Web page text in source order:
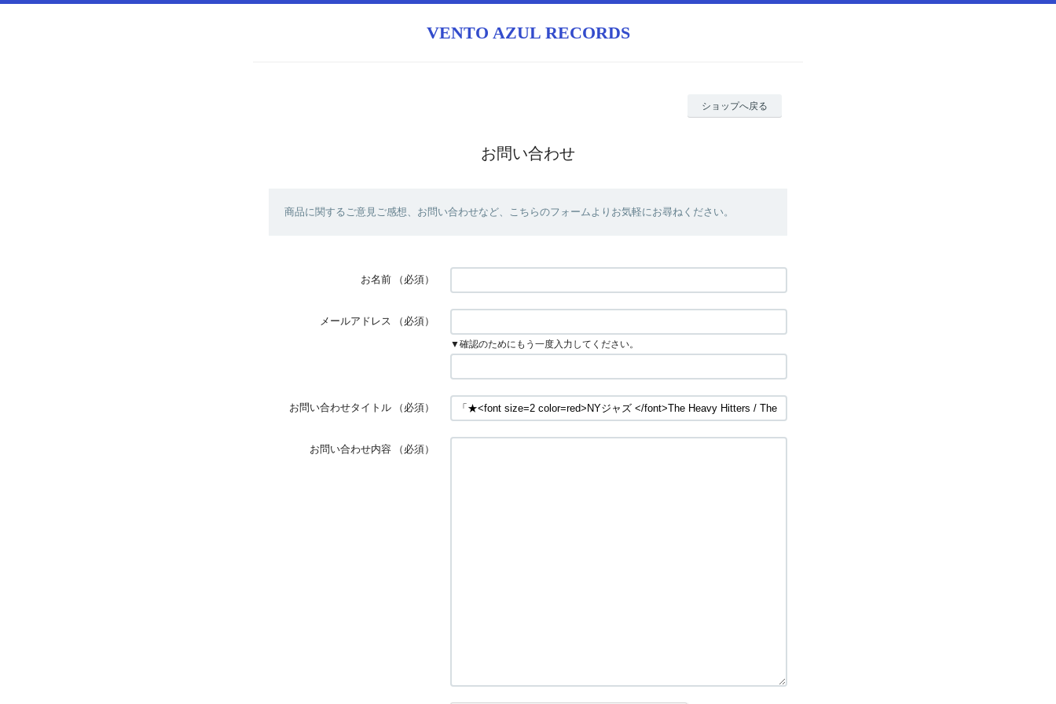
VENTO AZUL RECORDS
ショップへ戻る
お問い合わせ
商品に関するご意見ご感想、お問い合わせなど、こちらのフォームよりお気軽にお尋ねください。
お名前 （必須）
メールアドレス （必須）
▼確認のためにもう一度入力してください。
お問い合わせタイトル （必須）
お問い合わせ内容 （必須）